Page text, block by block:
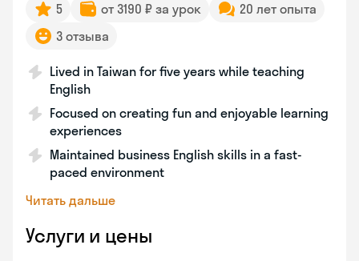
5 от 3190 ₽ за урок
20 лет опыта
3 отзыва
Lived in Taiwan for five years while teaching
English
Focused on creating fun and enjoyable learning
experiences
Maintained business English skills in a fast-
paced environment
Читать дальше
Услуги и цены